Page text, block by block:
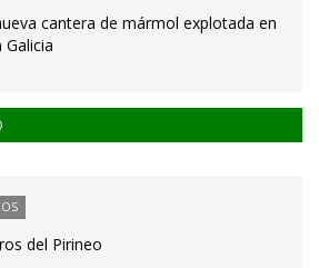
cantera de mármol explotada en
del Pirineo